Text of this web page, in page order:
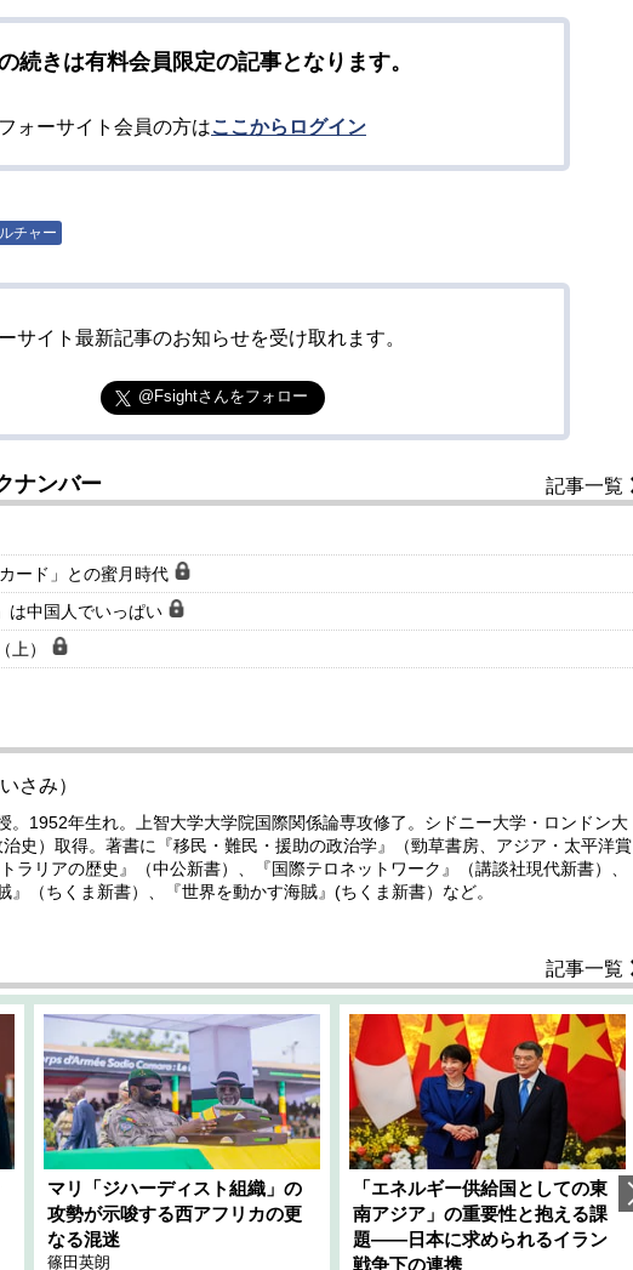
続きは有料会員限定の記事となります。
フォーサイト会員の方はここからログイン
チャー
サイト最新記事のお知らせを受け取れます。
@Fsightさんをフォロー
ナンバー 記事一覧
ード」との蜜月時代
は中国人でいっぱい
上）
さみ）
。1952年生れ。上智大学大学院国際関係論専攻修了。シドニー大学・ロンドン大
史）取得。著書に『移民・難民・援助の政治学』（勁草書房、アジア・太平洋賞
ラリアの歴史』（中公新書）、『国際テロネットワーク』（講談社現代新書）、
』（ちくま新書）、『世界を動かす海賊』(ちくま新書）など。
記事一覧
マリ「ジハーディスト組織」の
攻勢が示唆する西アフリカの更
なる混迷
篠田英朗
「エネルギー供給国としての東
南アジア」の重要性と抱える課
題――日本に求められるイラン
戦争下の連携